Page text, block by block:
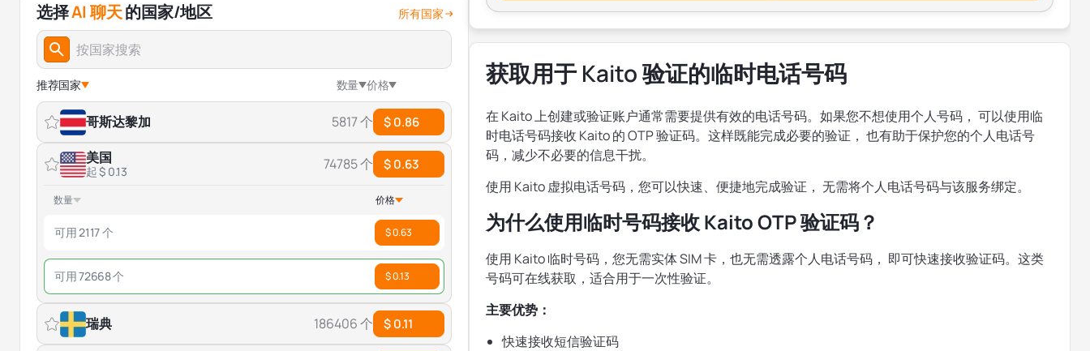
选择AI 聊天的国家/地区 所有国家
推荐国家 数量 价格
哥斯达黎加 5817 个 $ 0.86
美国
起 $ 0.13 74785 个 $ 0.63
数量 价格
可用 2117 个 $ 0.63
可用 72668 个 $ 0.13
瑞典 186406 个 $ 0.11
获取用于 Kaito 验证的临时电话号码
在 Kaito 上创建或验证账户通常需要提供有效的电话号码。如果您不想使用个人号码， 可以使用临
时电话号码接收 Kaito 的 OTP 验证码。这样既能完成必要的验证， 也有助于保护您的个人电话号
码，减少不必要的信息干扰。
使用 Kaito 虚拟电话号码，您可以快速、便捷地完成验证， 无需将个人电话号码与该服务绑定。
为什么使用临时号码接收 Kaito OTP 验证码？
使用 Kaito 临时号码，您无需实体 SIM 卡，也无需透露个人电话号码， 即可快速接收验证码。这类
号码可在线获取，适合用于一次性验证。
主要优势：
快速接收短信验证码